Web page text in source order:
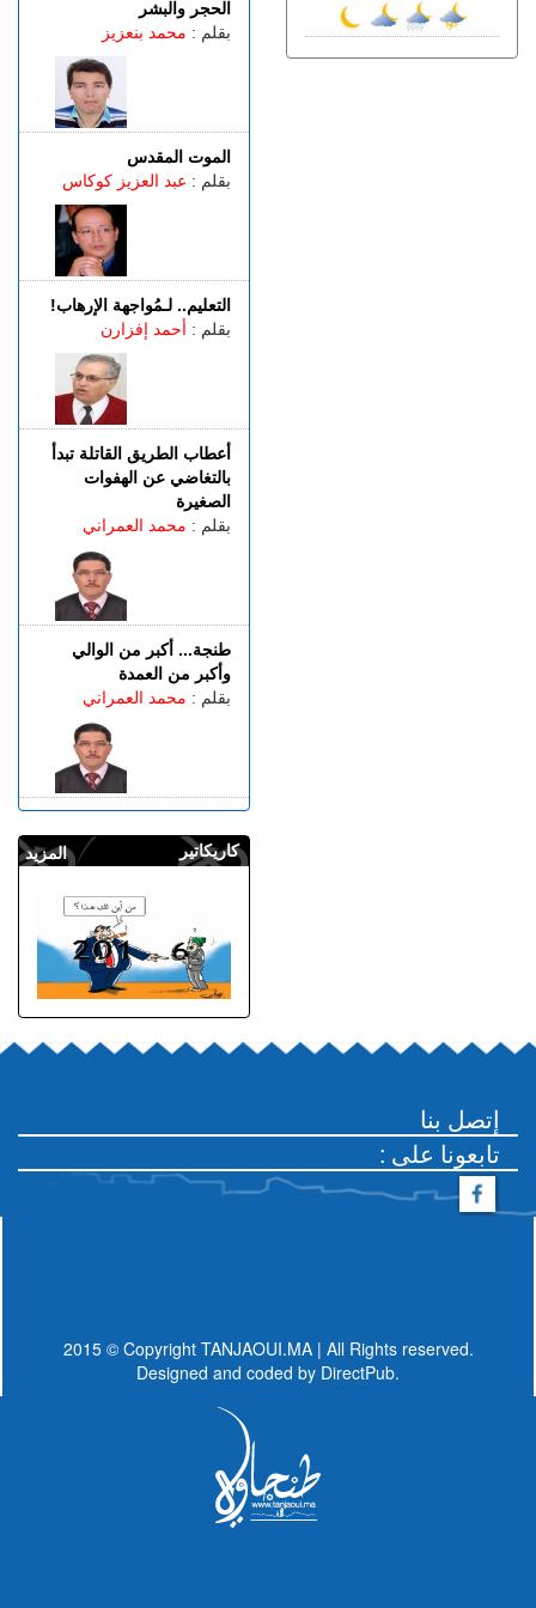
الحجر والبشر
بقلم : محمد بنعزيز
الموت المقدس
بقلم : عبد العزيز كوكاس
التعليم.. لـمُواجهة الإرهاب!
بقلم : أحمد إفزارن
أعطاب الطريق القاتلة تبدأ
بالتغاضي عن الهفوات
الصغيرة
بقلم : محمد العمراني
طنجة... أكبر من الوالي
وأكبر من العمدة
بقلم : محمد العمراني
المزيد كاريكاتير
متقدمة في خدمة الأمن
الخميس 06 غشت | 21:01
إتصل بنا
: تابعونا على
2015 © Copyright TANJAOUI.MA | All Rights reserved.
Designed and coded by DirectPub.